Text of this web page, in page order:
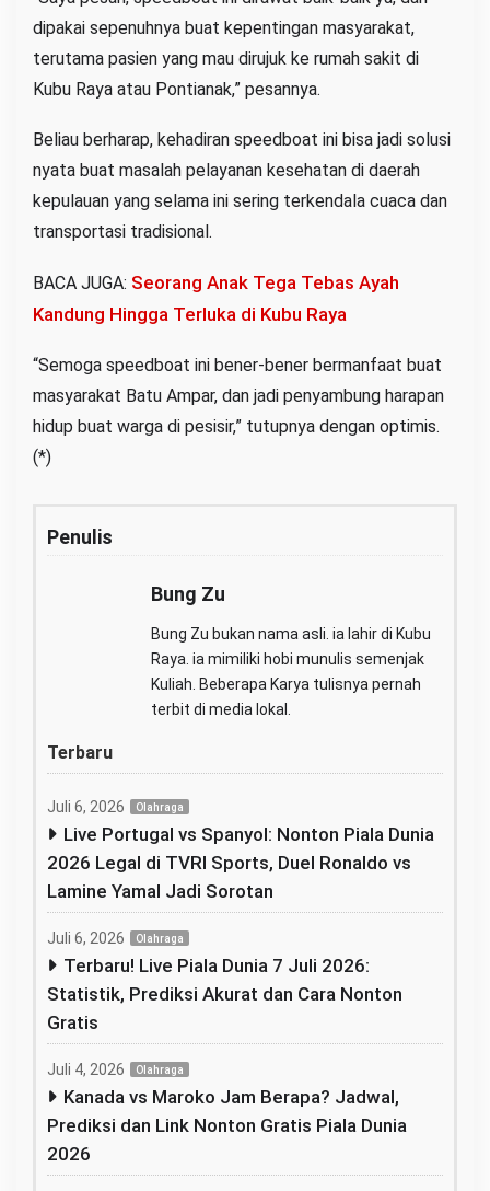
dipakai sepenuhnya buat kepentingan masyarakat,
terutama pasien yang mau dirujuk ke rumah sakit di
Kubu Raya atau Pontianak,” pesannya.
Beliau berharap, kehadiran speedboat ini bisa jadi solusi
nyata buat masalah pelayanan kesehatan di daerah
kepulauan yang selama ini sering terkendala cuaca dan
transportasi tradisional.
BACA JUGA: Seorang Anak Tega Tebas Ayah
Kandung Hingga Terluka di Kubu Raya
“Semoga speedboat ini bener-bener bermanfaat buat
masyarakat Batu Ampar, dan jadi penyambung harapan
hidup buat warga di pesisir,” tutupnya dengan optimis.
(*)
Penulis
Bung Zu
Bung Zu bukan nama asli. ia lahir di Kubu
Raya. ia mimiliki hobi munulis semenjak
Kuliah. Beberapa Karya tulisnya pernah
terbit di media lokal.
Terbaru
Juli 6, 2026 Olahraga
Live Portugal vs Spanyol: Nonton Piala Dunia
2026 Legal di TVRI Sports, Duel Ronaldo vs
Lamine Yamal Jadi Sorotan
Juli 6, 2026 Olahraga
Terbaru! Live Piala Dunia 7 Juli 2026:
Statistik, Prediksi Akurat dan Cara Nonton
Gratis
Juli 4, 2026 Olahraga
Kanada vs Maroko Jam Berapa? Jadwal,
Prediksi dan Link Nonton Gratis Piala Dunia
2026